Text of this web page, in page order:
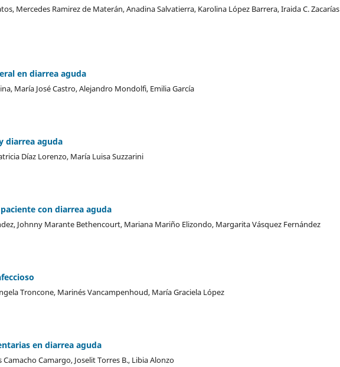
Mercedes Ramirez de Materán, Anadina Salvatierra, Karolina López Barrera, Iraida C. Zacarías
en diarrea aguda
María José Castro, Alejandro Mondolfi, Emilia García
diarrea aguda
Díaz Lorenzo, María Luisa Suzzarini
con diarrea aguda
Johnny Marante Bethencourt, Mariana Mariño Elizondo, Margarita Vásquez Fernández
Troncone, Marinés Vancampenhoud, María Graciela López
en diarrea aguda
Camargo, Joselit Torres B., Libia Alonzo